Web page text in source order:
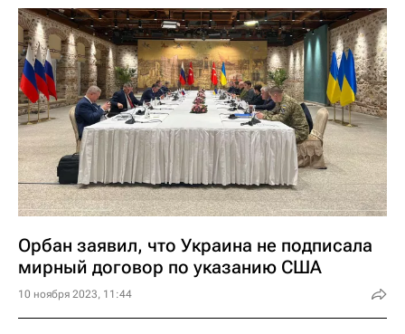
Орбан заявил, что Украина не подписала
мирный договор по указанию США
10 ноября 2023, 11:44